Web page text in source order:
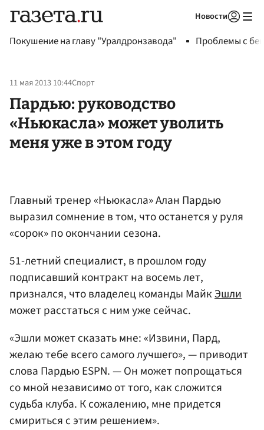
Новости
Покушение на главу "Уралдронзавода" Проблемы с
11 мая 2013 10:44Спорт
Пардью: руководство
«Ньюкасла» может уволить
меня уже в этом году
Главный тренер «Ньюкасла» Алан Пардью
выразил сомнение в том, что останется у руля
«сорок» по окончании сезона.
51-летний специалист, в прошлом году
подписавший контракт на восемь лет,
признался, что владелец команды МайкЭшли
может расстаться с ним уже сейчас.
«Эшли может сказать мне: «Извини, Пард,
желаю тебе всего самого лучшего», — приводит
слова Пардью ESPN. — Он может попрощаться
со мной независимо от того, как сложится
судьба клуба. К сожалению, мне придется
смириться с этим решением».